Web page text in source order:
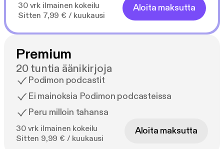
30 vrk ilmainen kokeilu
Sitten 7,99 € / kuukausi
Aloita maksutta
Premium
20 tuntia äänikirjoja
Podimon podcastit
Ei mainoksia Podimon podcasteissa
Peru milloin tahansa
30 vrk ilmainen kokeilu
Sitten 9,99 € / kuukausi
Aloita maksutta